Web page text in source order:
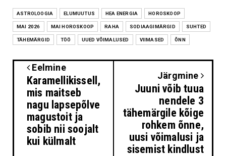
ASTROLOOGIA ELUMUUTUS HEA ENERGIA HOROSKOOP
MAI 2026 MAI HOROSKOOP RAHA SODIAAGIMÄRGID SUHTED
TÄHEMÄRGID TÖÖ UUED VÕIMALUSED VIIMASED ÕNN
Eelmine
Karamellikissell,
mis maitseb
nagu lapsepõlve
magustoit ja
sobib nii soojalt
kui külmalt
Järgmine
Juuni võib tuua
nendele 3
tähemärgile kõige
rohkem õnne,
uusi võimalusi ja
sisemist kindlust